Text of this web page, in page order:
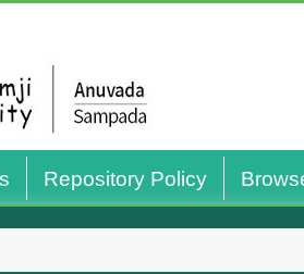
Repository Policy